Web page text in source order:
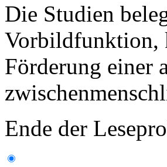
Die Studien
Vorbildfunktion,
Förderung einer
Ende der